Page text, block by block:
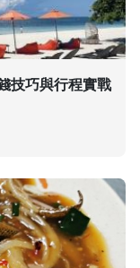
技巧與行程實戰